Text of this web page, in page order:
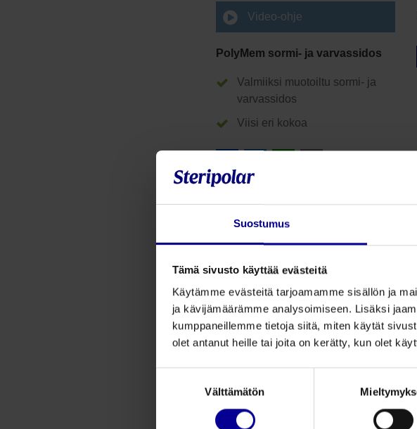
Suostumus
Tämä sivusto käyttää evästeitä
Käytämme evästeitä tarjoamamme sisällön ja
ja kävijämäärämme analysoimiseen. Lisäksi
kumppaneillemme tietoja siitä, miten käytät
olet antanut heille tai joita on kerätty, kun olet
Välttämätön
Video-ohje
PolyMem sormi- ja varvassidos
Valmiiksi muotoiltu sormi- ja
varvassidos
Viisi eri kokoa